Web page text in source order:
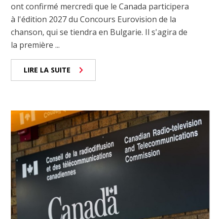
ont confirmé mercredi que le Canada participera
à l'édition 2027 du Concours Eurovision de la
chanson, qui se tiendra en Bulgarie. Il s'agira de
la première ...
LIRE LA SUITE